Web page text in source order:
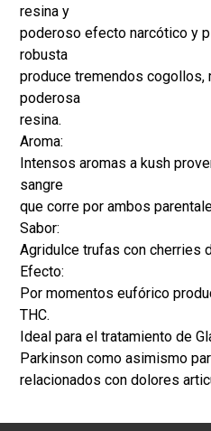
resina y
poderoso efecto narcótico y
robusta
produce tremendos cogollos,
poderosa
resina.
Aroma:
Intensos aromas a kush
sangre
que corre por ambos
Sabor:
Agridulce trufas con cherries
Efecto:
Por momentos eufórico
THC.
Ideal para el tratamiento de
Parkinson como asimismo
relacionados con dolores